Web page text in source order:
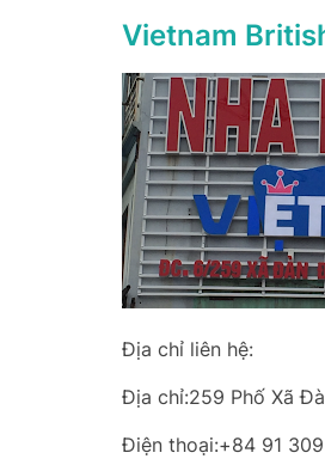
Vietnam
Địa chỉ liên hệ:
Địa chỉ:259 Phố Xã
Điện thoại:+84 91